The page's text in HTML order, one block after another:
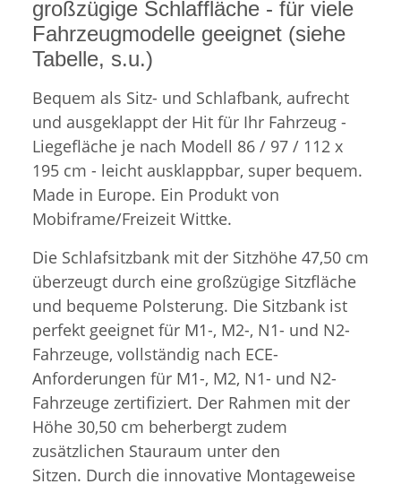
großzügige Schlaffläche - für viele
Fahrzeugmodelle geeignet (siehe
Tabelle, s.u.)
Bequem als Sitz- und Schlafbank, aufrecht
und ausgeklappt der Hit für Ihr Fahrzeug -
Liegefläche je nach Modell 86 / 97 / 112 x
195 cm - leicht ausklappbar, super bequem.
Made in Europe. Ein Produkt von
Mobiframe/Freizeit Wittke.
Die Schlafsitzbank mit der Sitzhöhe 47,50 cm
überzeugt durch eine großzügige Sitzfläche
und bequeme Polsterung. Die Sitzbank ist
perfekt geeignet für M1-, M2-, N1- und N2-
Fahrzeuge, vollständig nach ECE-
Anforderungen für M1-, M2, N1- und N2-
Fahrzeuge zertifiziert. Der Rahmen mit der
Höhe 30,50 cm beherbergt zudem
zusätzlichen Stauraum unter den
Sitzen. Durch die innovative Montageweise